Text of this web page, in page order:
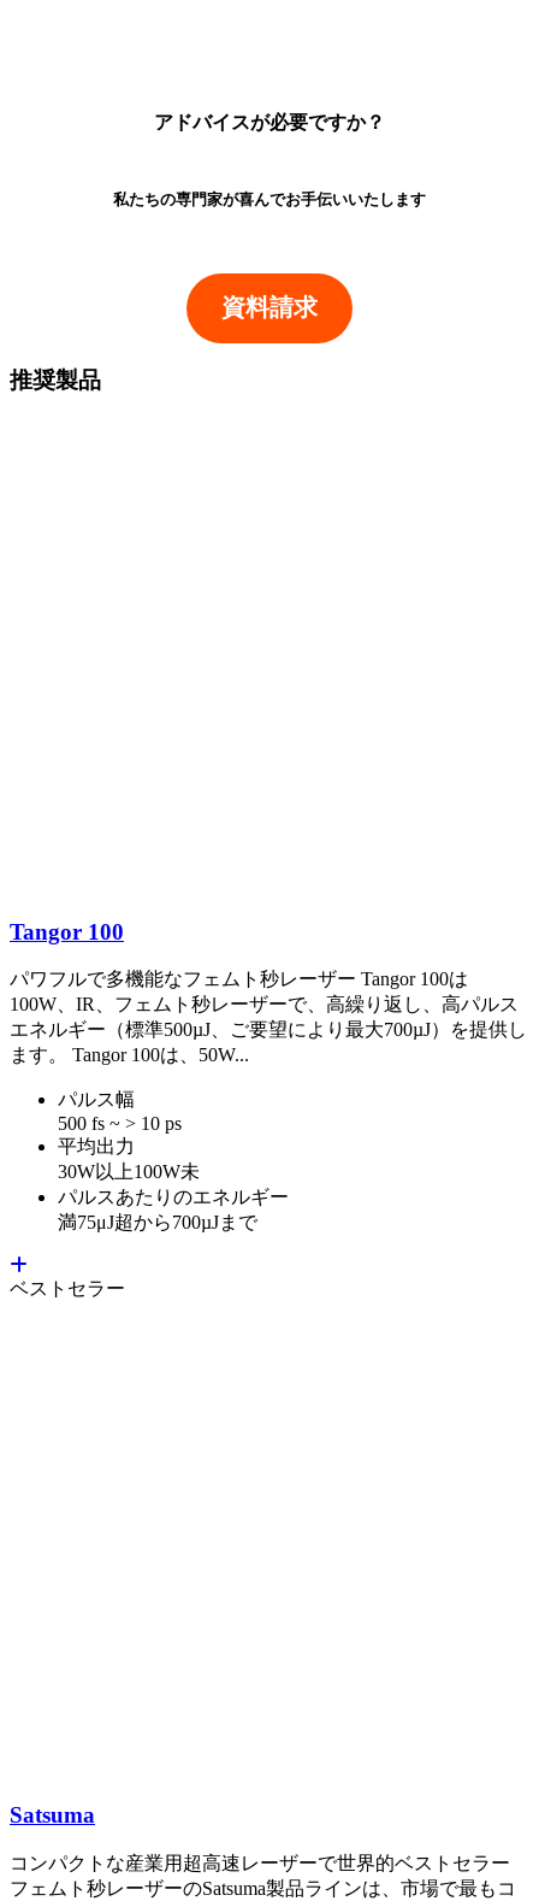
アドバイスが必要ですか？
私たちの専門家が喜んでお手伝いいたします
資料請求
推奨製品
Tangor 100
パワフルで多機能なフェムト秒レーザー Tangor 100は
100W、IR、フェムト秒レーザーで、高繰り返し、高パルス
エネルギー（標準500µJ、ご要望により最大700µJ）を提供し
ます。 Tangor 100は、50W...
パルス幅
500 fs ~ > 10 ps
平均出力
30W以上100W未
パルスあたりのエネルギー
満75μJ超から700µJまで
ベストセラー
Satsuma
コンパクトな産業用超高速レーザーで世界的ベストセラー
フェムト秒レーザーのSatsuma製品ラインは、市場で最もコ